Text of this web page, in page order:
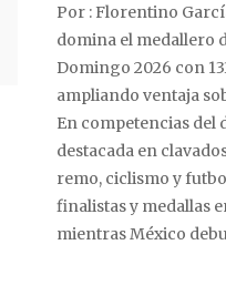
Por : Florentino
domina el medallero
Domingo 2026 con
ampliando ventaja
En competencias del
destacada en
remo, ciclismo y
finalistas y medallas
mientras México